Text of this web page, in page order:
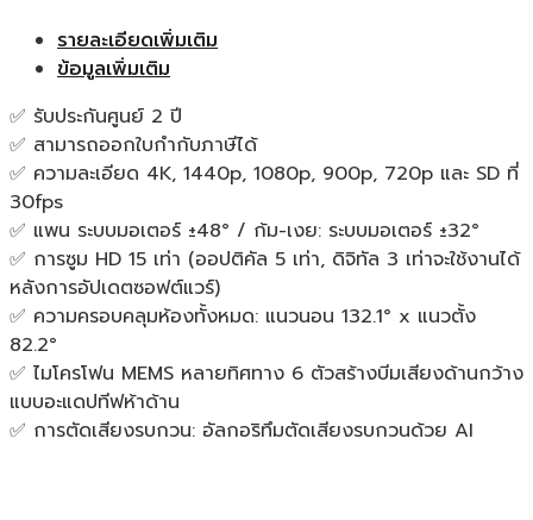
รายละเอียดเพิ่มเติม
ข้อมูลเพิ่มเติม
✅ รับประกันศูนย์ 2 ปี
✅ สามารถออกใบกำกับภาษีได้
✅ ความละเอียด 4K, 1440p, 1080p, 900p, 720p และ SD ที่
30fps
✅ แพน ระบบมอเตอร์ ±48° / ก้ม-เงย: ระบบมอเตอร์ ±32°
✅ การซูม HD 15 เท่า (ออปติคัล 5 เท่า, ดิจิทัล 3 เท่าจะใช้งานได้
หลังการอัปเดตซอฟต์แวร์)
✅ ความครอบคลุมห้องทั้งหมด: แนวนอน 132.1° x แนวตั้ง
82.2°
✅ ไมโครโฟน MEMS หลายทิศทาง 6 ตัวสร้างบีมเสียงด้านกว้าง
แบบอะแดปทีฟห้าด้าน
✅ การตัดเสียงรบกวน: อัลกอริทึมตัดเสียงรบกวนด้วย AI